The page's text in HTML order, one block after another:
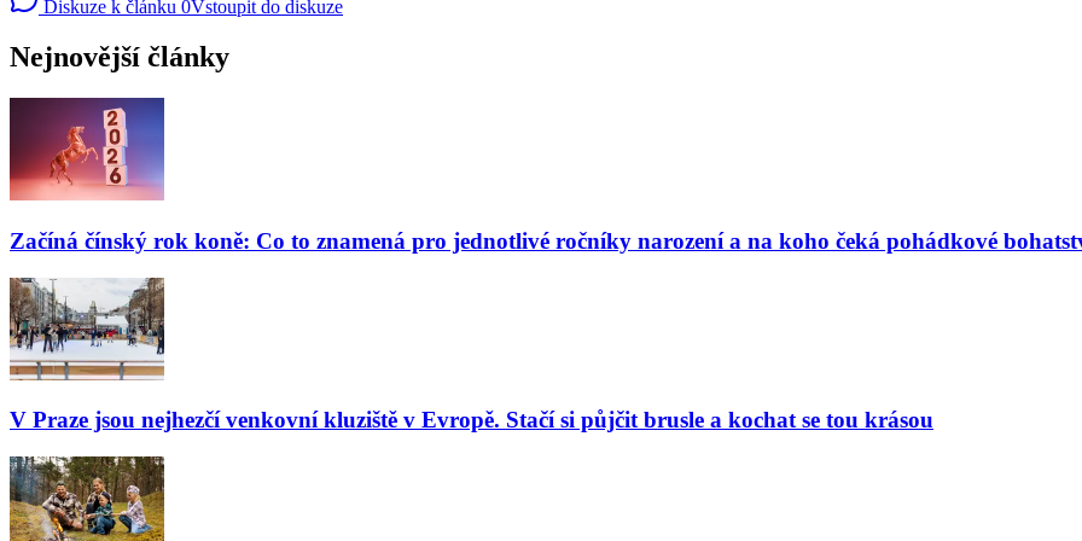
Diskuze k článku 0Vstoupit do diskuze
Nejnovější články
Začíná čínský rok koně: Co to znamená pro jednotlivé ročníky narození a na koho čeká pohádkové
V Praze jsou nejhezčí venkovní kluziště v Evropě. Stačí si půjčit brusle a kochat se tou krásou